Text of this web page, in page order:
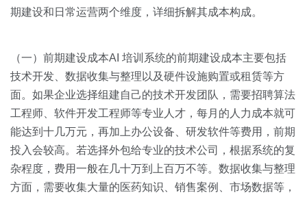
期建设和日常运营两个维度，详细拆解其成本构成。
（一）前期建设成本AI 培训系统的前期建设成本主要包括
技术开发、数据收集与整理以及硬件设施购置或租赁等方
面。如果企业选择组建自己的技术开发团队，需要招聘算法
工程师、软件开发工程师等专业人才，每月的人力成本就可
能达到十几万元，再加上办公设备、研发软件等费用，前期
投入会较高。若选择外包给专业的技术公司，根据系统的复
杂程度，费用一般在几十万到上百万不等。数据收集与整理
方面，需要收集大量的医药知识、销售案例、市场数据等，